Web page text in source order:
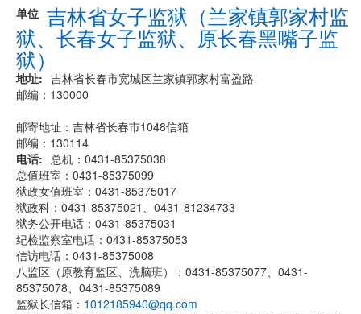
单位 吉林省女子监狱（兰家镇郭家村监
狱、长春女子监狱、原长春黑嘴子监
狱）
地址
吉林省长春市宽城区兰家镇郭家村富盈路
邮编：130000
邮寄地址：吉林省长春市1048信箱
邮编：130114
电话
总机：0431-85375038
总值班室：0431-85375099
狱政女值班室：0431-85375017
狱政科：0431-85375021、0431-81234733
狱务公开电话：0431-85375031
纪检监察室电话：0431-85375053
信访电话：0431-85375008
八监区（原教育监区、洗脑班）：0431-85375077、0431-
85375078、0431-85375089
监狱长信箱： 1012185940@qq.com